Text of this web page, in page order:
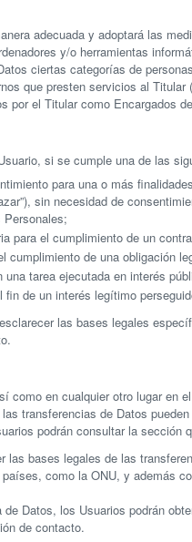
adecuada y adoptará las
y/o herramientas
ciertas categorías de
que presten servicios al
por el Titular como Encargados
si se cumple una de las
para una o más
sin necesidad de
Personales;
para el cumplimiento de un
cumplimiento de una obligación
tarea ejecutada en interés
de un interés legítimo
las bases legales
como en cualquier otro lugar en
transferencias de Datos
podrán consultar la
las bases legales de las
como la ONU, y además
Datos, los Usuarios podrán
de contacto.